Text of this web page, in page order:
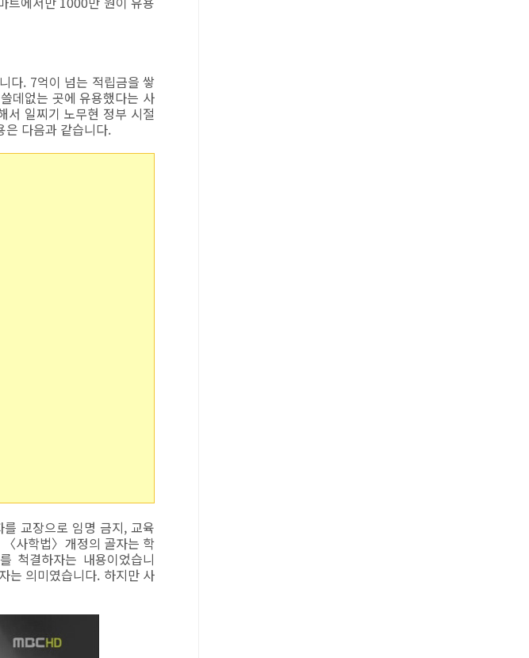
다. 7억이 넘는 적립금을 쌓
데없는 곳에 유용했다는 사
서 일찌기 노무현 정부 시절
은 다음과 같습니다.
교장으로 임명 금지, 교육
사학법〉개정의 골자는 학
척결하자는 내용이었습니
는 의미였습니다. 하지만 사